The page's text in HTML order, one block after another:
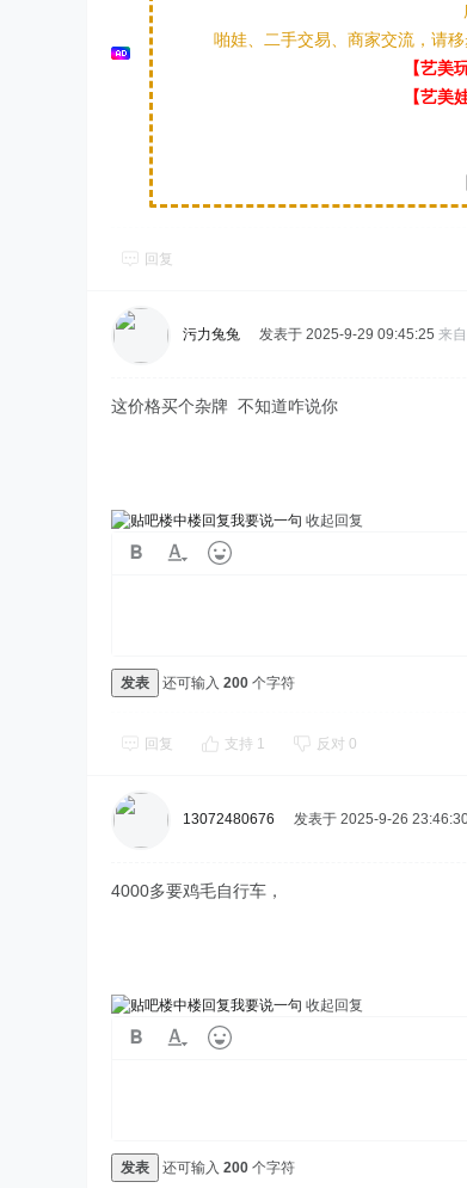
啪娃、二手交易、商家交流，请
【艺美
【艺美
回复
污力兔兔 发表于 2025-9-29 09:45:25 来
这价格买个杂牌 不知道咋说你
我要说一句 收起回复
发表 还可输入 200 个字符
回复 支持 1 反对 0
13072480676 发表于 2025-9-26
4000多要鸡毛自行车，
我要说一句 收起回复
发表 还可输入 200 个字符